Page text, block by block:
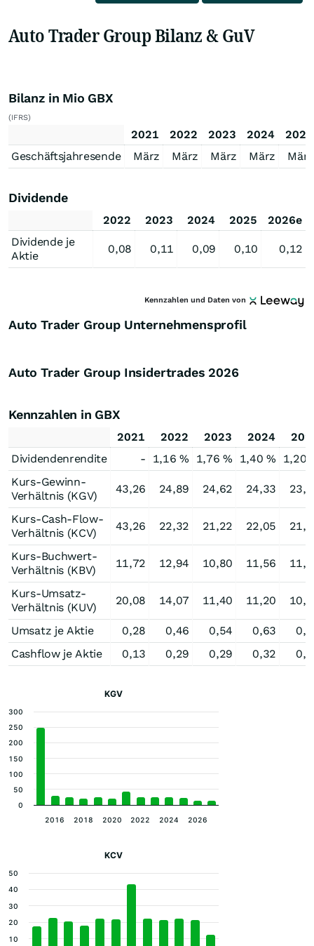
Auto Trader Group Bilanz & GuV
Bilanz in Mio GBX
(IFRS)
2021 2022 2023 2024
2025
Geschäftsjahresende
März März März März März
Dividende
2022 2023 2024 2025
2026e
Dividende je
Aktie
0,08 0,11 0,09 0,10 0,12
Kennzahlen und Daten von
Auto Trader Group Unternehmensprofil
Auto Trader Group Insidertrades 2026
Kennzahlen in GBX
2021 2022 2023 2024
Dividendenrendite
- 1,16 % 1,76 % 1,40 %
1,20
Kurs-Gewinn-
Verhältnis (KGV)
43,26 24,89 24,62 24,33
Kurs-Cash-Flow-
Verhältnis (KCV)
43,26 22,32 21,22 22,05
Kurs-Buchwert-
Verhältnis (KBV)
11,72 12,94 10,80 11,56
Kurs-Umsatz-
Verhältnis (KUV)
20,08 14,07 11,40 11,20
Umsatz je Aktie 0,28 0,46 0,54 0,63
Cashflow je Aktie
0,13 0,29 0,29 0,32
KGV
2016 2018 2020 2022 2024 2026
0
50
100
150
200
250
300
KCV
10
20
30
40
50